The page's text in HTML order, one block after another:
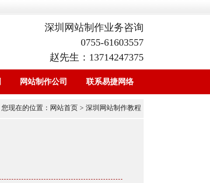
深圳网站制作业务咨询
0755-61603557
赵先生：13714247375
网站制作公司 联系易捷网络
您现在的位置： 网站首页 > 深圳网站制作教程